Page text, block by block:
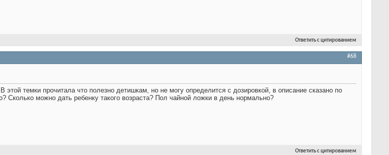
Ответить с цитированием
#68
этой темки прочитала что полезно детишкам, но не могу определится с дозировкой, в описание сказано по
Сколько можно дать ребенку такого возраста? Пол чайной ложки в день нормально?
Ответить с цитированием